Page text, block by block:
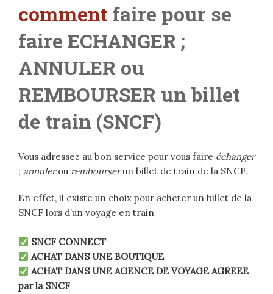
comment faire pour se
faire ECHANGER ;
ANNULER ou
REMBOURSER un billet
de train (SNCF)
Vous adressez au bon service pour vous faire échanger
; annulerou rembourserun billet de train de la SNCF.
En effet, il existe un choix pour acheter un billet de la
SNCF lors d’un voyage en train
SNCF CONNECT
ACHAT DANS UNE BOUTIQUE
ACHAT DANS UNE AGENCE DE VOYAGE AGREEE
par la SNCF